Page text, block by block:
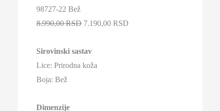
98727-22 Bež
8.990,00RSD Originalna
je
bila:
7.190,00RSD
Sirovinski sastav
Lice: Prirodna koža
Boja: Bež
Dimenzije